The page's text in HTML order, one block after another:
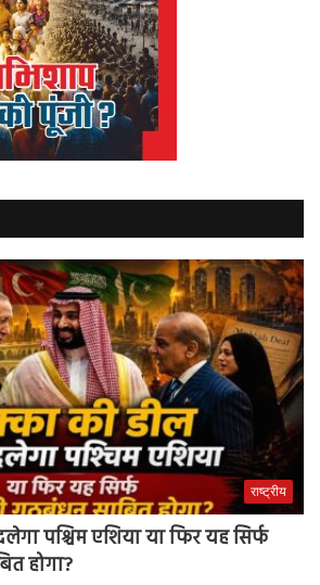
राष्ट्रीय
पश्चिम एशिया या फिर यह सिर्फ
होगा?